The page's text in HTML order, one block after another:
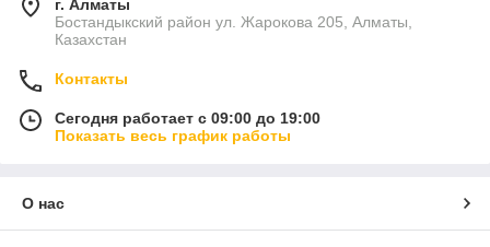
г. Алматы
Бостандыкский район ул. Жарокова 205, Алматы,
Казахстан
Контакты
Сегодня работает с 09:00 до 19:00
Показать весь график работы
О нас